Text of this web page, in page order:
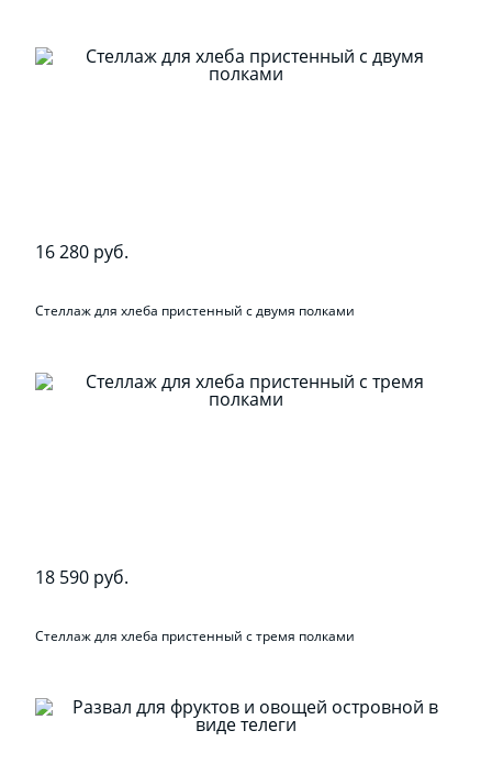
16 280 руб.
Стеллаж для хлеба пристенный с двумя полками
18 590 руб.
Стеллаж для хлеба пристенный с тремя полками